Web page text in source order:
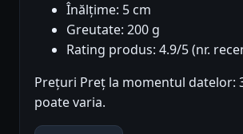
Înălțime: 5 cm
Greutate: 200 g
Rating produs: 4.9/5 (nr.
Prețuri Preț la momentul datelor:
poate varia.